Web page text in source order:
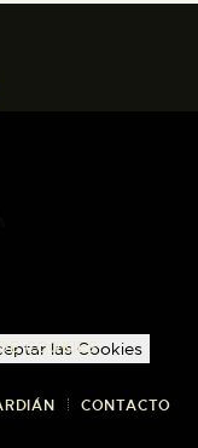
COOKIES
CONTACTO
las Cookies